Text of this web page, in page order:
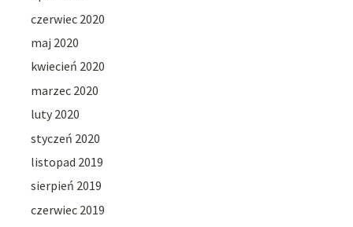
czerwiec 2020
maj 2020
kwiecień 2020
marzec 2020
luty 2020
styczeń 2020
listopad 2019
sierpień 2019
czerwiec 2019